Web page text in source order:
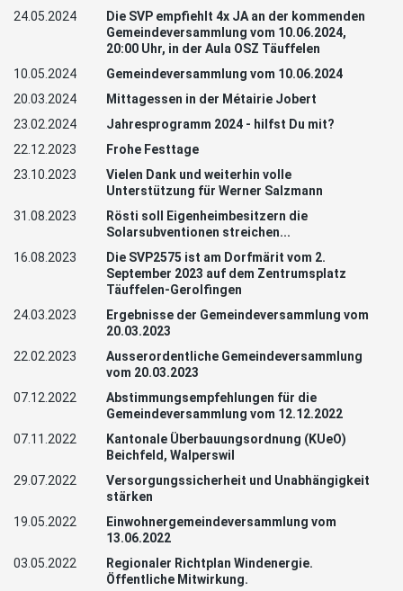
24.05.2024
Die SVP empfiehlt 4x JA an der kommenden
Gemeindeversammlung vom 10.06.2024,
20:00 Uhr, in der Aula OSZ Täuffelen
10.05.2024
Gemeindeversammlung vom 10.06.2024
20.03.2024
Mittagessen in der Métairie Jobert
23.02.2024
Jahresprogramm 2024 - hilfst Du mit?
22.12.2023
Frohe Festtage
23.10.2023
Vielen Dank und weiterhin volle
Unterstützung für Werner Salzmann
31.08.2023
Rösti soll Eigenheimbesitzern die
Solarsubventionen streichen...
16.08.2023
Die SVP2575 ist am Dorfmärit vom 2.
September 2023 auf dem Zentrumsplatz
Täuffelen-Gerolfingen
24.03.2023
Ergebnisse der Gemeindeversammlung vom
20.03.2023
22.02.2023
Ausserordentliche Gemeindeversammlung
vom 20.03.2023
07.12.2022
Abstimmungsempfehlungen für die
Gemeindeversammlung vom 12.12.2022
07.11.2022
Kantonale Überbauungsordnung (KUeO)
Beichfeld, Walperswil
29.07.2022
Versorgungssicherheit und Unabhängigkeit
stärken
19.05.2022
Einwohnergemeindeversammlung vom
13.06.2022
03.05.2022
Regionaler Richtplan Windenergie.
Öffentliche Mitwirkung.